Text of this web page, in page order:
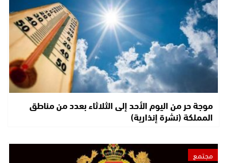
موجة حر من اليوم الأحد إلى الثلاثاء بعدد من مناطق
المملكة (نشرة إنذارية)
مجتمع